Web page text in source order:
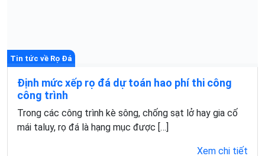
Tin tức về Rọ Đá
Định mức xếp rọ đá dự toán hao phí thi công
công trình
Trong các công trình kè sông, chống sạt lở hay gia cố
mái taluy, rọ đá là hạng mục được […]
Xem chi tiết